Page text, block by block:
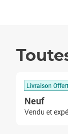
Livraison
Neuf
Vendu et